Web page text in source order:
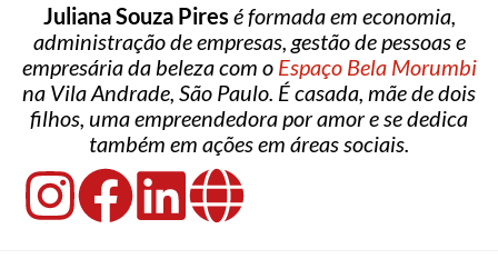
Juliana Souza Pires é formada em economia,
administração de empresas, gestão de pessoas e
empresária da beleza com o Espaço Bela Morumbi
na Vila Andrade, São Paulo. É casada, mãe de dois
filhos, uma empreendedora por amor e se dedica
também em ações em áreas sociais.